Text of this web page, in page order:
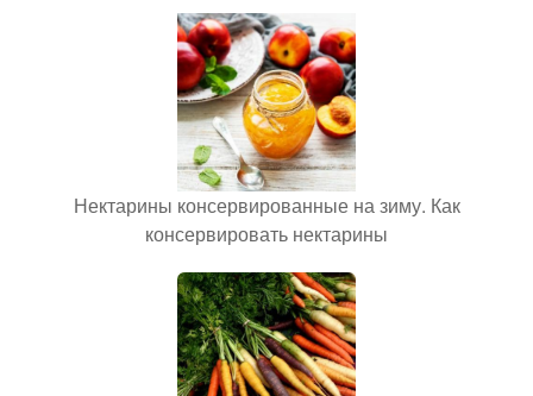
Нектарины консервированные на зиму. Как
консервировать нектарины